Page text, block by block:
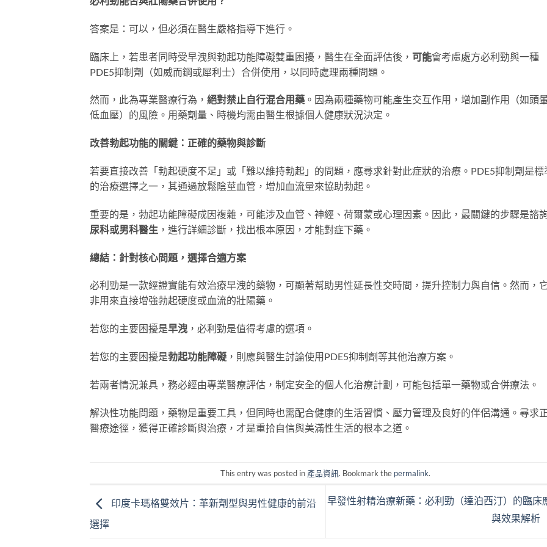
答案是：可以，但必須在醫生嚴格指導下進行。
臨床上，若患者同時受早洩與勃起功能障礙雙重困擾，醫生在全面評估後， 可能會考慮處方必利勁與一種
PDE5抑制劑（如威而鋼或犀利士）合併使用，以同時處理兩種問題。
然而，此為專業醫療行為， 絕對禁止自行混合用藥 。因為兩種藥物可能產生交互作用，增加副作用（如頭
低血壓）的風險。用藥劑量、時機均需由醫生根據個人健康狀況決定。
改善勃起功能的關鍵：正確的藥物與診斷
若要直接改善「勃起硬度不足」或「難以維持勃起」的問題，應尋求針對此症狀的治療。PDE5抑制劑是標
的治療選擇之一，其通過放鬆陰莖血管，增加血流量來協助勃起。
重要的是，勃起功能障礙成因複雜，可能涉及血管、神經、荷爾蒙或心理因素。因此，最關鍵的步驟是諮
尿科或男科醫生 ，進行詳細診斷，找出根本原因，才能對症下藥。
總結：針對核心問題，選擇合適方案
必利勁是一款經證實能有效治療早洩的藥物，可顯著幫助男性延長性交時間，提升控制力與自信。然而，
非用來直接增強勃起硬度或血流的壯陽藥。
若您的主要困擾是早洩 ，必利勁是值得考慮的選項。
若您的主要困擾是勃起功能障礙 ，則應與醫生討論使用PDE5抑制劑等其他治療方案。
若兩者情況兼具，務必經由專業醫療評估，制定安全的個人化治療計劃，可能包括單一藥物或合併療法。
解決性功能問題，藥物是重要工具，但同時也需配合健康的生活習慣、壓力管理及良好的伴侶溝通。尋求
醫療途徑，獲得正確診斷與治療，才是重拾自信與美滿性生活的根本之道。
This entry was posted in 產品資訊. Bookmark the permalink.
印度卡瑪格雙效片：革新劑型與男性健康的前沿
選擇
早發性射精治療新藥：必利勁（達泊西汀）的臨床
與效果解析